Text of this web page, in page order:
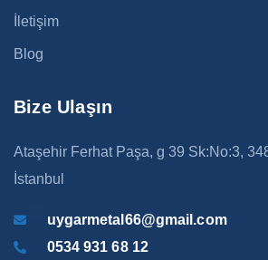
İletişim
Blog
Bize Ulaşın
Ataşehir Ferhat Paşa, g 39 Sk:No:3,
İstanbul
uygarmetal66@gmail.com
0534 931 68 12